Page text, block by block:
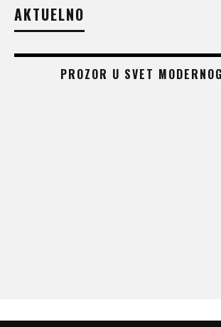
AKTUELNO
PROZOR U SVET